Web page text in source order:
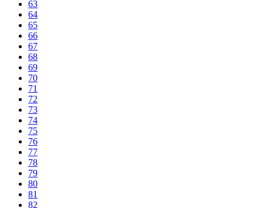
63
64
65
66
67
68
69
70
71
72
73
74
75
76
77
78
79
80
81
82